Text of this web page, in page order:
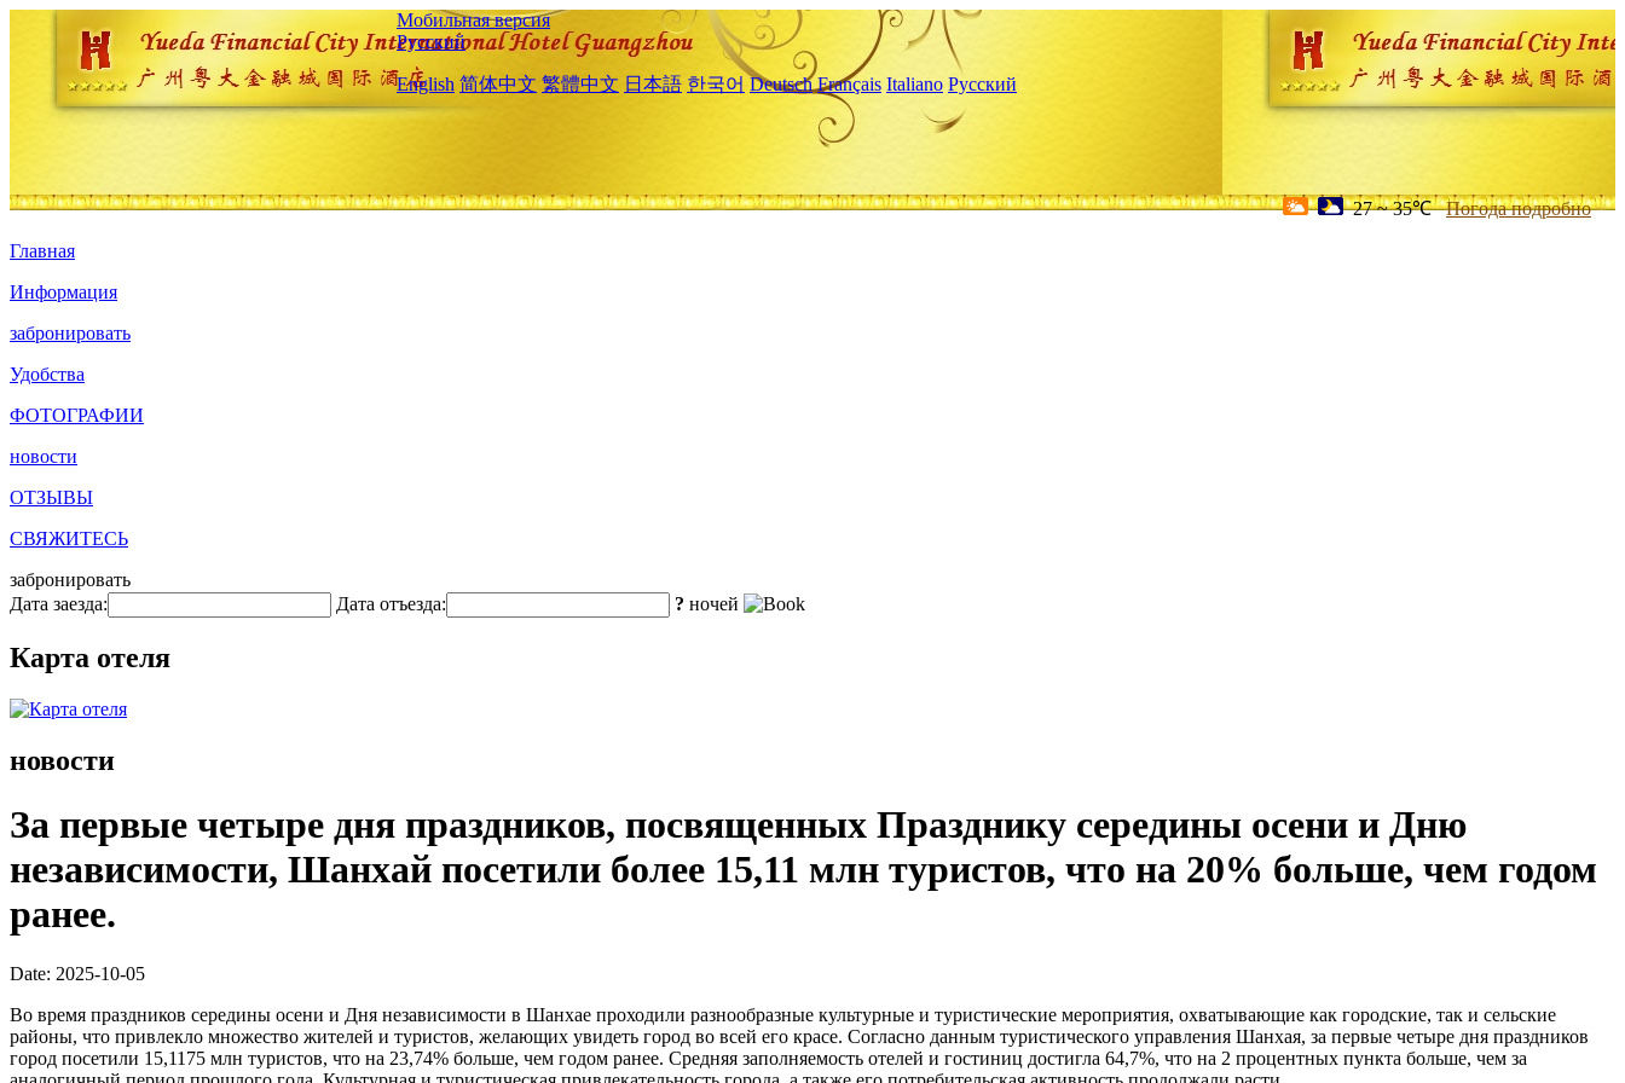
Мобильная версия
Русский
English 简体中文 繁體中文 日本語 한국어 Deutsch Français Italiano Русский
27 ~ 35℃ Погода подробно
Главная
Информация
забронировать
Удобства
ФОТОГРАФИИ
новости
ОТЗЫВЫ
СВЯЖИТЕСЬ
забронировать
Дата заезда:
Дата отъезда: ? ночей
Карта отеля
новости
За первые четыре дня праздников, посвященных Празднику середины осени и Дню
независимости, Шанхай посетили более 15,11 млн туристов, что на 20% больше, чем годом
ранее.
Date: 2025-10-05
Во время праздников середины осени и Дня независимости в Шанхае проходили разнообразные культурные и туристические мероприятия, охватывающие как городские, так и сельские
районы, что привлекло множество жителей и туристов, желающих увидеть город во всей его красе. Согласно данным туристического управления Шанхая, за первые четыре дня праздников
город посетили 15,1175 млн туристов, что на 23,74% больше, чем годом ранее. Средняя заполняемость отелей и гостиниц достигла 64,7%, что на 2 процентных пункта больше, чем за